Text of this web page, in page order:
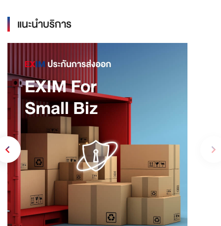
แนะนำบริการ